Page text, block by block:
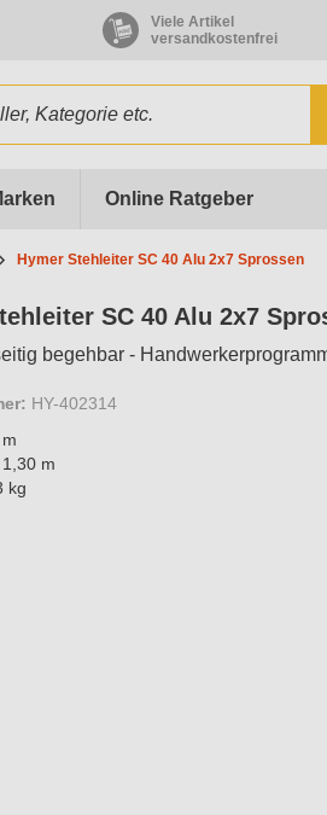
Viele Artikel
versandkostenfrei
Online Ratgeber
Hymer Stehleiter SC 40 Alu 2x7 Sprossen
SC 40 Alu 2x7
begehbar -
HY-402314
1,30 m
kg